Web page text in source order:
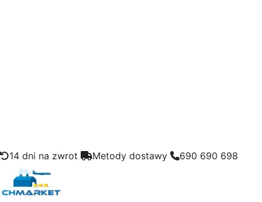
14 dni na zwrot Metody dostawy 690 690 698